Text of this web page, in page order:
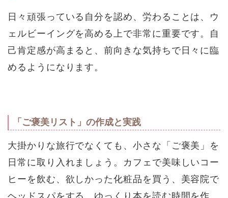
日々頑張っている自分を認め、労わることは、ウ
ェルビーイングを高める上で非常に重要です。自
己肯定感が高まると、前向きな気持ちで日々に臨
めるようになります。
「ご褒美リスト」の作成と実践
大掛かりな旅行でなくても、小さな「ご褒美」を
日常に取り入れましょう。カフェで美味しいコー
ヒーを飲む、欲しかった化粧品を買う、美容院で
ヘッドスパをする、ゆっくり本を読む時間を作